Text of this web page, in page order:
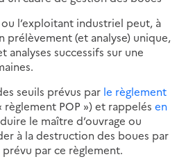
ou l’exploitant industriel peut, à
prélèvement (et analyse) unique,
analyses successifs sur une
seuils prévus par le règlement
règlement POP ») et rappelés en
le maître d’ouvrage ou
à la destruction des boues par
par ce règlement.